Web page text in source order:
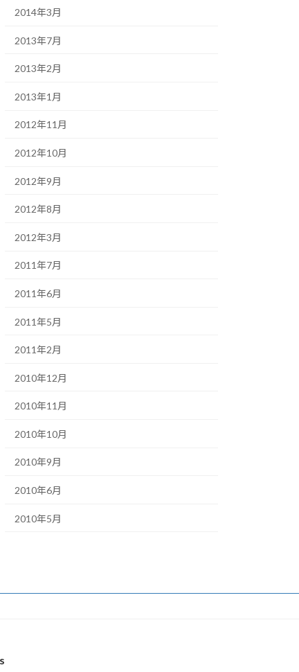
2014年3月
2013年7月
2013年2月
2013年1月
2012年11月
2012年10月
2012年9月
2012年8月
2012年3月
2011年7月
2011年6月
2011年5月
2011年2月
2010年12月
2010年11月
2010年10月
2010年9月
2010年6月
2010年5月